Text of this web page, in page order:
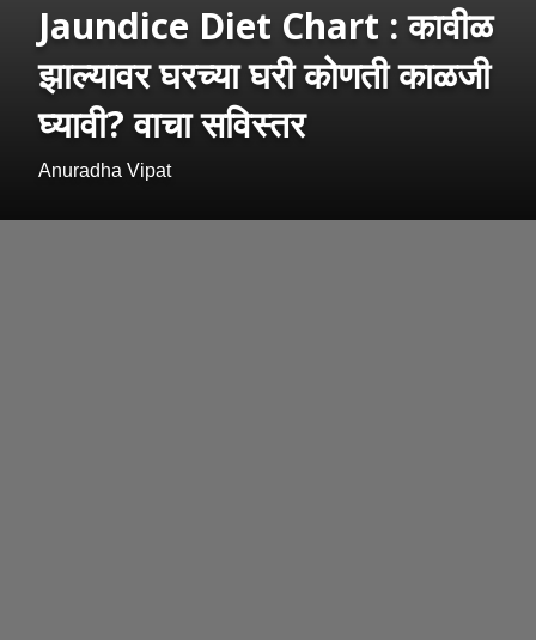
Jaundice Diet Chart : कावीळ
झाल्यावर घरच्या घरी कोणती काळजी
घ्यावी? वाचा सविस्तर
Anuradha Vipat